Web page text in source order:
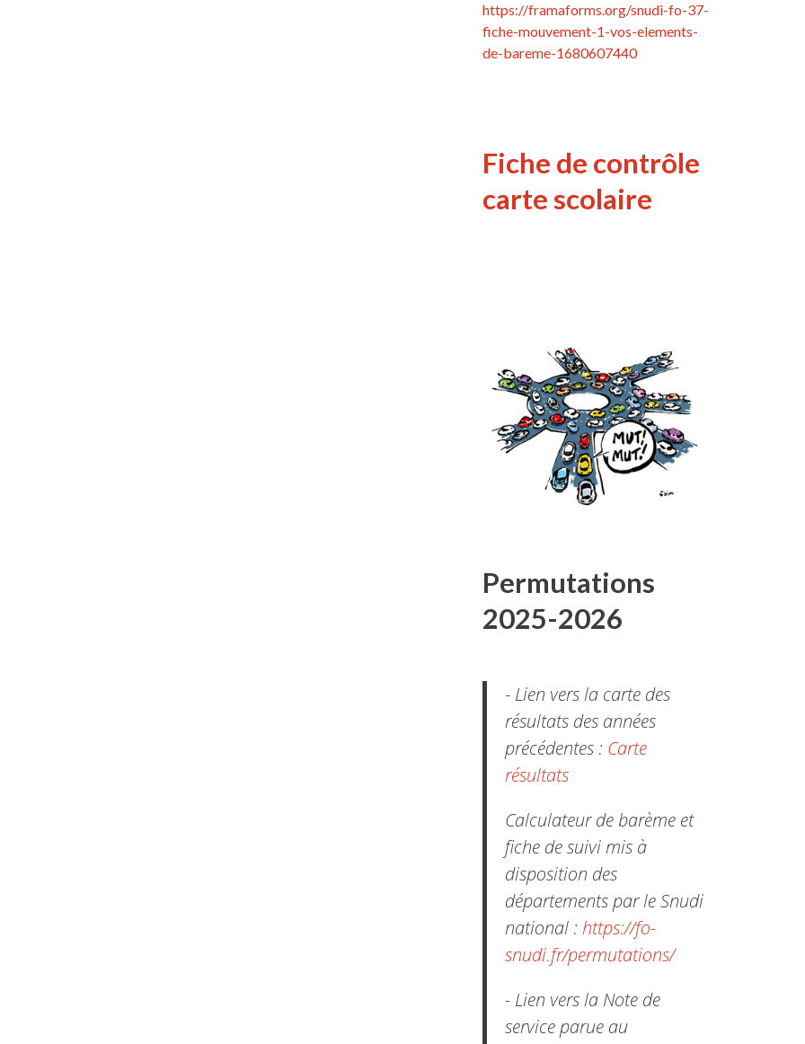
https://framaforms.org/snudi-fo-37-
fiche-mouvement-1-vos-elements-
de-bareme-1680607440
Fiche de contrôle
carte scolaire
Permutations
2025-2026
- Lien vers la carte des
résultats des années
précédentes : Carte
résultats
Calculateur de barème et
fiche de suivi mis à
disposition des
départements par le Snudi
national : https://fo-
snudi.fr/permutations/
- Lien vers la Note de
service parue au